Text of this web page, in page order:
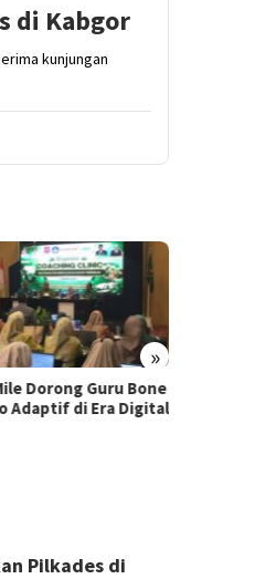
di Kabgor
kunjungan
»
Dorong Guru Bone
Adaptif di Era Digital
Pilkades di